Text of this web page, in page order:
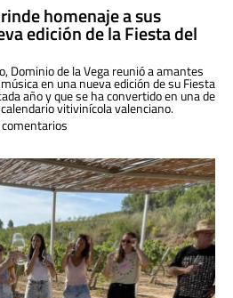
homenaje a sus
edición de la Fiesta del
Dominio de la Vega reunió a amantes
en una nueva edición de su Fiesta
año y que se ha convertido en una de
vitivinícola valenciano.